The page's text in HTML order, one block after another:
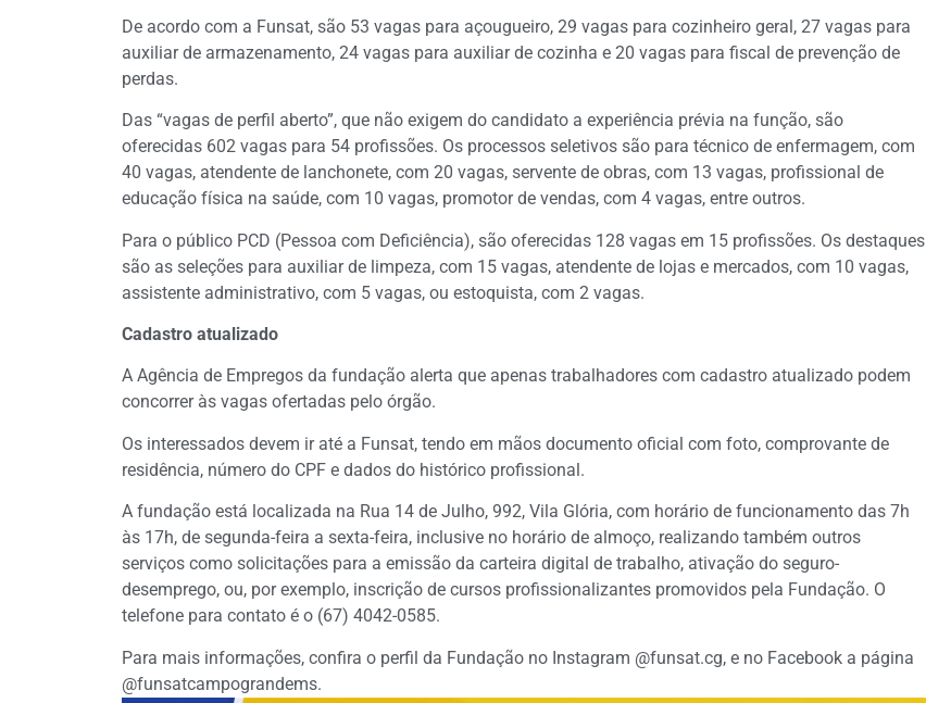
De acordo com a Funsat, são 53 vagas para açougueiro, 29 vagas para cozinheiro geral, 27 vagas para
auxiliar de armazenamento, 24 vagas para auxiliar de cozinha e 20 vagas para fiscal de prevenção de
perdas.
Das “vagas de perfil aberto”, que não exigem do candidato a experiência prévia na função, são
oferecidas 602 vagas para 54 profissões. Os processos seletivos são para técnico de enfermagem, com
40 vagas, atendente de lanchonete, com 20 vagas, servente de obras, com 13 vagas, profissional de
educação física na saúde, com 10 vagas, promotor de vendas, com 4 vagas, entre outros.
Para o público PCD (Pessoa com Deficiência), são oferecidas 128 vagas em 15 profissões. Os destaques
são as seleções para auxiliar de limpeza, com 15 vagas, atendente de lojas e mercados, com 10 vagas,
assistente administrativo, com 5 vagas, ou estoquista, com 2 vagas.
Cadastro atualizado
A Agência de Empregos da fundação alerta que apenas trabalhadores com cadastro atualizado podem
concorrer às vagas ofertadas pelo órgão.
Os interessados devem ir até a Funsat, tendo em mãos documento oficial com foto, comprovante de
residência, número do CPF e dados do histórico profissional.
A fundação está localizada na Rua 14 de Julho, 992, Vila Glória, com horário de funcionamento das 7h
às 17h, de segunda-feira a sexta-feira, inclusive no horário de almoço, realizando também outros
serviços como solicitações para a emissão da carteira digital de trabalho, ativação do seguro-
desemprego, ou, por exemplo, inscrição de cursos profissionalizantes promovidos pela Fundação. O
telefone para contato é o (67) 4042-0585.
Para mais informações, confira o perfil da Fundação no Instagram @funsat.cg, e no Facebook a página
@funsatcampograndems.